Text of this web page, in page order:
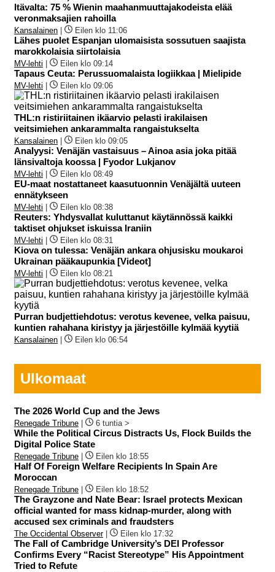
Itävalta: 75 % Wienin maahanmuuttajakodeista elää
veronmaksajien rahoilla
Kansalainen Eilen klo 11:06
Lähes puolet Espanjan ulomaisista sossutuen saajista
marokkolaisia siirtolaisia
MV-lehti Eilen klo 09:14
Tapaus Ceuta: Perussuomalaista logiikkaa | Mielipide
MV-lehti Eilen klo 09:06
THL:n ristiriitainen ikäarvio pelasti irakilaisen
veitsimiehen ankarammalta rangaistukselta
Kansalainen Eilen klo 09:05
Analyysi: Venäjän vastaisuus – Ainoa asia joka pitää
länsivaltoja koossa | Fyodor Lukjanov
MV-lehti Eilen klo 08:49
EU-maat nostattaneet kaasutuonnin Venäjältä uuteen
ennätykseen
MV-lehti Eilen klo 08:38
Reuters: Yhdysvallat kuluttanut käytännössä kaikki
taktiset ohjukset iskuissa Iraniin
MV-lehti Eilen klo 08:31
Kiova on tulessa: Venäjän ankara ohjusisku moukaroi
Ukrainan pääkaupunkia [Videot]
MV-lehti Eilen klo 08:21
Purran budjettiehdotus: verotus kevenee, velka paisuu,
kuntien rahahana kiristyy ja järjestöille kylmää kyytiä
Kansalainen Eilen klo 06:54
Ulkomaat
The 2026 World Cup and the Jews
Renegade Tribune 6 tuntia >
While the Political Circus Distracts Us, Flock Builds the
Digital Police State
Renegade Tribune Eilen klo 18:55
Half Of Foreign Welfare Recipients In Spain Are
Moroccan
Renegade Tribune Eilen klo 18:52
The Grayzone and Nate Bear: Israel protects Mexican
official wanted for mass kidnap-murder, along with
accused sex criminals and fraudsters
The Occidental Observer| Eilen klo 17:32
The Fall of Cambridge University’s DEI Professor
Confirms Every “Racist Stereotype” His Appointment
Tried to Refute